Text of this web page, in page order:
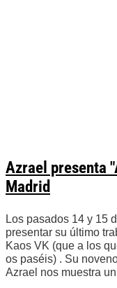
Azrael presenta
Madrid
Los pasados 14 y 15
presentar su último
Kaos VK (que a los
os paséis) . Su
Azrael nos muestra